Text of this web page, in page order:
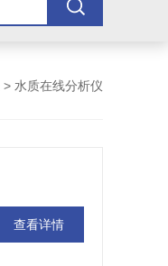
> 水质在线分析仪
查看详情